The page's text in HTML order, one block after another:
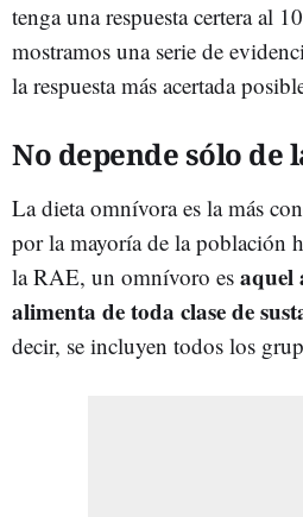
tenga una respuesta certera al
mostramos una serie de
la respuesta más acertada
No depende sólo de
La dieta omnívora es la más
por la mayoría de la población
la RAE, un omnívoro es aquel
alimenta de toda clase de
decir, se incluyen todos los